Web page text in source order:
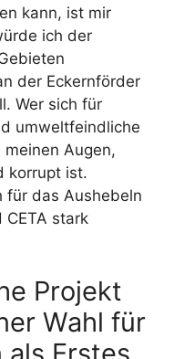
kann, ist mir
ich der
der Eckernförder
Wer sich für
umweltfeindliche
Augen,
korrupt ist.
für das Aushebeln
CETA stark
Projekt
Wahl für